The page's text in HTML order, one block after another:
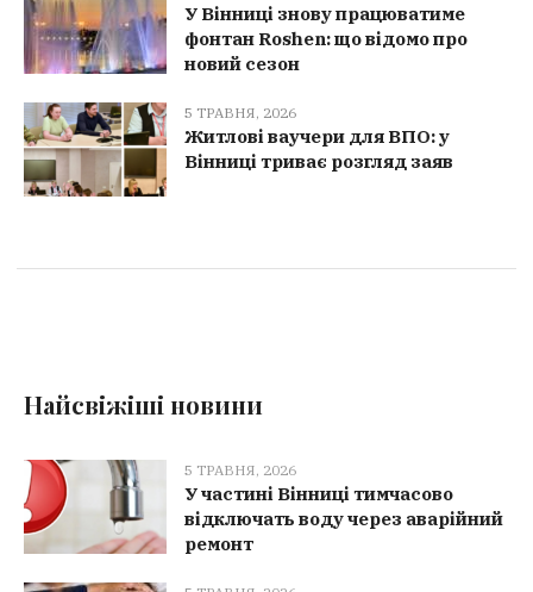
У Вінниці знову працюватиме
фонтан Roshen: що відомо про
новий сезон
5 ТРАВНЯ, 2026
Житлові ваучери для ВПО: у
Вінниці триває розгляд заяв
Найсвіжіші новини
5 ТРАВНЯ, 2026
У частині Вінниці тимчасово
відключать воду через аварійний
ремонт